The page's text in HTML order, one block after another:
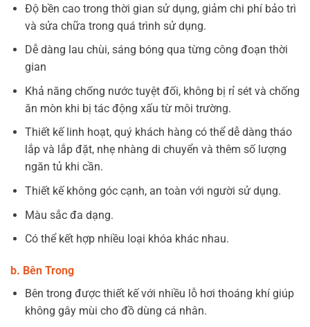
Độ bền cao trong thời gian sử dụng, giảm chi phí bảo trì
và sửa chữa trong quá trình sử dụng.
Dễ dàng lau chùi, sáng bóng qua từng công đoạn thời
gian
Khả năng chống nước tuyệt đối, không bị rỉ sét và chống
ăn mòn khi bị tác động xấu từ môi trường.
Thiết kế linh hoạt, quý khách hàng có thể dễ dàng tháo
lắp và lắp đặt, nhẹ nhàng di chuyển và thêm số lượng
ngăn tủ khi cần.
Thiết kế không góc cạnh, an toàn với người sử dụng.
Màu sắc đa dạng.
Có thể kết hợp nhiều loại khóa khác nhau.
b. Bên Trong
Bên trong được thiết kế với nhiều lỗ hơi thoáng khí giúp
không gây mùi cho đồ dùng cá nhân.